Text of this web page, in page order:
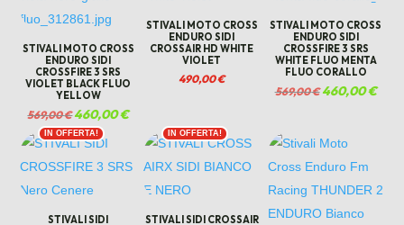
STIVALI MOTO CROSS
ENDURO SIDI
CROSSFIRE 3 SRS
VIOLET BLACK FLUO
YELLOW
569,00€Il
prezzo
originale
569,00 €.
460,00€Il
prezzo
attuale
460,00 €.
STIVALI MOTO CROSS
ENDURO SIDI
CROSSAIR HD WHITE
VIOLET
490,00€
STIVALI MOTO CROSS
ENDURO SIDI
CROSSFIRE 3 SRS
WHITE FLUO MENTA
FLUO CORALLO
569,00€Il
569,00 €.
460,00€Il
IN OFFERTA!
STIVALI SIDI
IN OFFERTA!
STIVALI SIDI CROSSAIR